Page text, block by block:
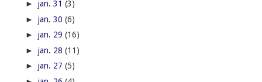
► jan. 31 (3)
► jan. 30 (6)
► jan. 29 (16)
► jan. 28 (11)
► jan. 27 (5)